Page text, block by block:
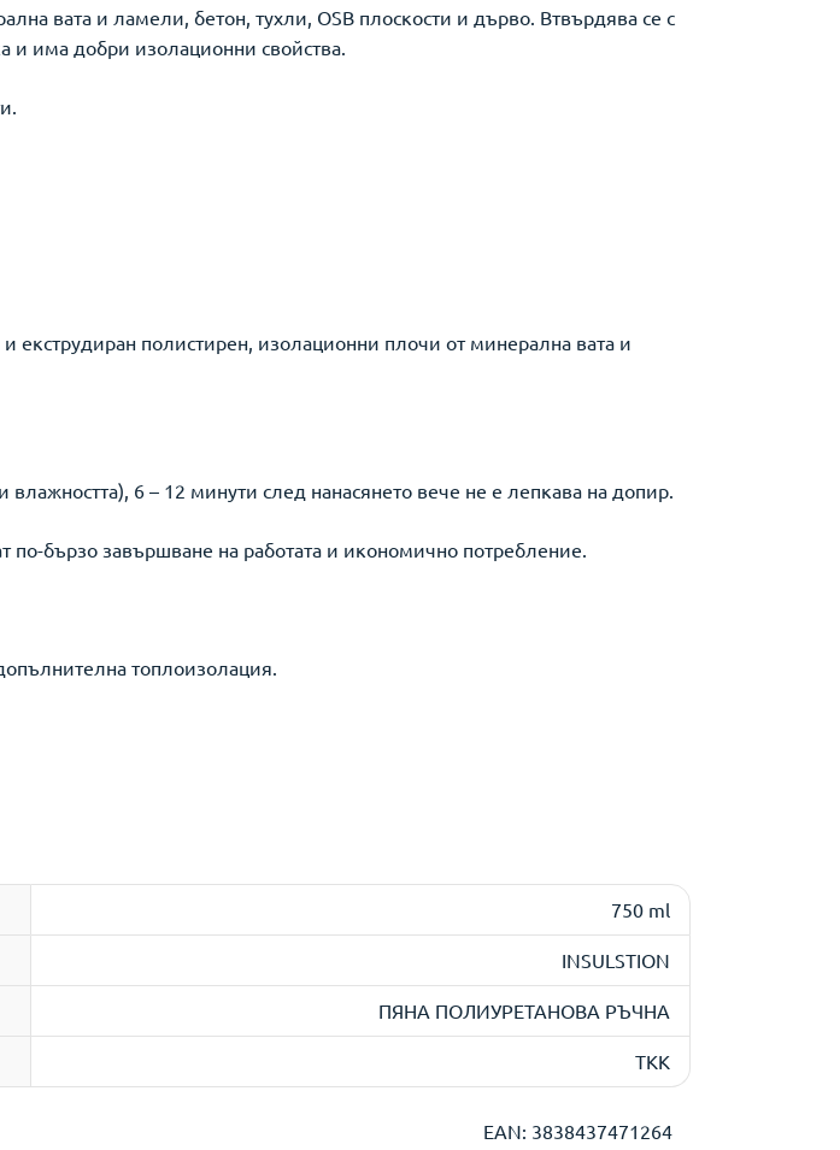
вата и ламели, бетон, тухли, OSB плоскости и дърво. Втвърдява се с
и има добри изолационни свойства.
полистирен, изолационни плочи от минерална вата и
6 – 12 минути след нанасянето вече не е лепкава на допир.
по-бързо завършване на работата и икономично потребление.
топлоизолация.
750 ml
INSULSTION
ПЯНА ПОЛИУРЕТАНОВА РЪЧНА
TKK
EAN: 3838437471264